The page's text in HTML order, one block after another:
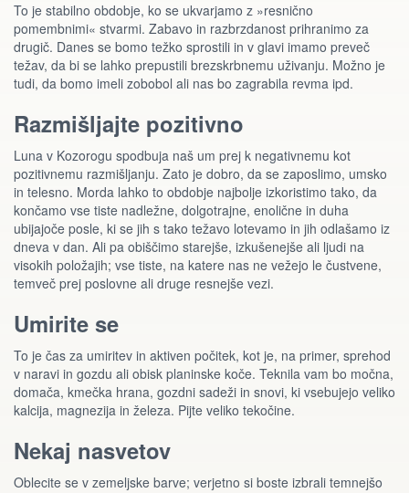
To je stabilno obdobje, ko se ukvarjamo z »resnično
pomembnimi« stvarmi. Zabavo in razbrzdanost prihranimo za
drugič. Danes se bomo težko sprostili in v glavi imamo preveč
težav, da bi se lahko prepustili brezskrbnemu uživanju. Možno je
tudi, da bomo imeli zobobol ali nas bo zagrabila revma ipd.
Razmišljajte pozitivno
Luna v Kozorogu spodbuja naš um prej k negativnemu kot
pozitivnemu razmišljanju. Zato je dobro, da se zaposlimo, umsko
in telesno. Morda lahko to obdobje najbolje izkoristimo tako, da
končamo vse tiste nadležne, dolgotrajne, enolične in duha
ubijajoče posle, ki se jih s tako težavo lotevamo in jih odlašamo iz
dneva v dan. Ali pa obiščimo starejše, izkušenejše ali ljudi na
visokih položajih; vse tiste, na katere nas ne vežejo le čustvene,
temveč prej poslovne ali druge resnejše vezi.
Umirite se
To je čas za umiritev in aktiven počitek, kot je, na primer, sprehod
v naravi in gozdu ali obisk planinske koče. Teknila vam bo močna,
domača, kmečka hrana, gozdni sadeži in snovi, ki vsebujejo veliko
kalcija, magnezija in železa. Pijte veliko tekočine.
Nekaj nasvetov
Oblecite se v zemeljske barve; verjetno si boste izbrali temnejšo